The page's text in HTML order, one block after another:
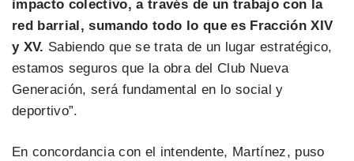
impacto colectivo, a través de un trabajo con la
red barrial, sumando todo lo que es Fracción XIV
y XV. Sabiendo que se trata de un lugar estratégico,
estamos seguros que la obra del Club Nueva
Generación, será fundamental en lo social y
deportivo”.
En concordancia con el intendente, Martínez, puso